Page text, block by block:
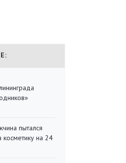
пытался
косметику на 24